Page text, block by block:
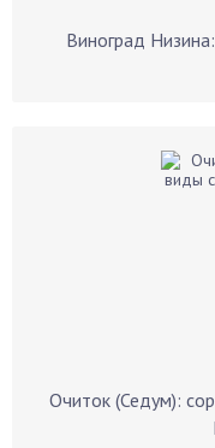
Виноград
Очиток (Седум):